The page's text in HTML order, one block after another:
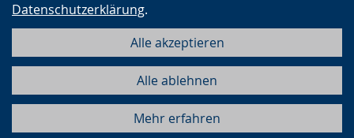
Datenschutzerklärung.
Alle akzeptieren
Alle ablehnen
Mehr erfahren